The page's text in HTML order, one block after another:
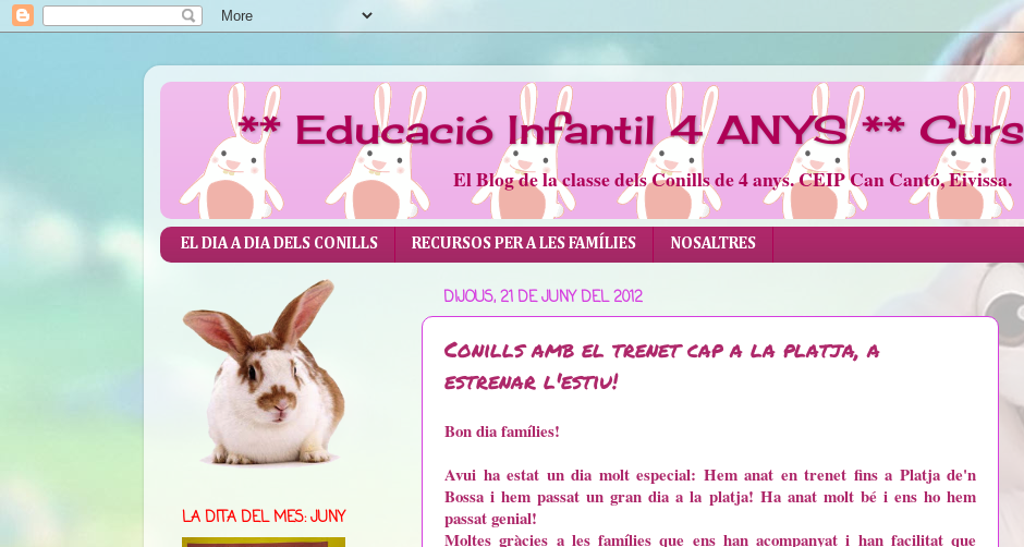
** Educació Infantil 4 ANYS **
El Blog de la classe dels Conills de 4 anys. CEIP Can Cantó, Eivissa.
EL DIA A DIA DELS CONILLS RECURSOS PER A LES FAMÍLIES NOSALTRES
DIJOUS, 21 DE JUNY DEL 2012
Conills amb el trenet cap a la platja, a
estrenar l'estiu!
Bon dia famílies!
Avui ha estat un dia molt especial: Hem anat en trenet fins a Platja de'n
Bossa i hem passat un gran dia a la platja! Ha anat molt bé i ens ho hem
passat genial!
Moltes gràcies a les famílies que ens han acompanyat i han facilitat que
LA DITA DEL MES: JUNY